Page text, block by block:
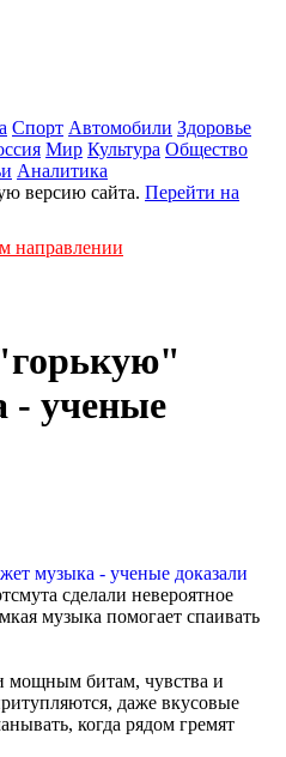
Спорт Автомобили Здоровье
Мир Культура Общество
Аналитика
версию сайта. Перейти на
направлении
- ученые
сделали невероятное
музыка помогает спаивать
мощным битам, чувства и
даже вкусовые
когда рядом гремят